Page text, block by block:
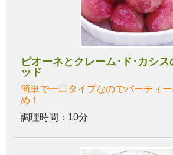
ピオーネとクレーム･ド･カシス
ッド
簡単で一口タイプなのでパーティ
め！
調理時間：10分